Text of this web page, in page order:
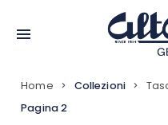
Home Collezioni
Pagina 2